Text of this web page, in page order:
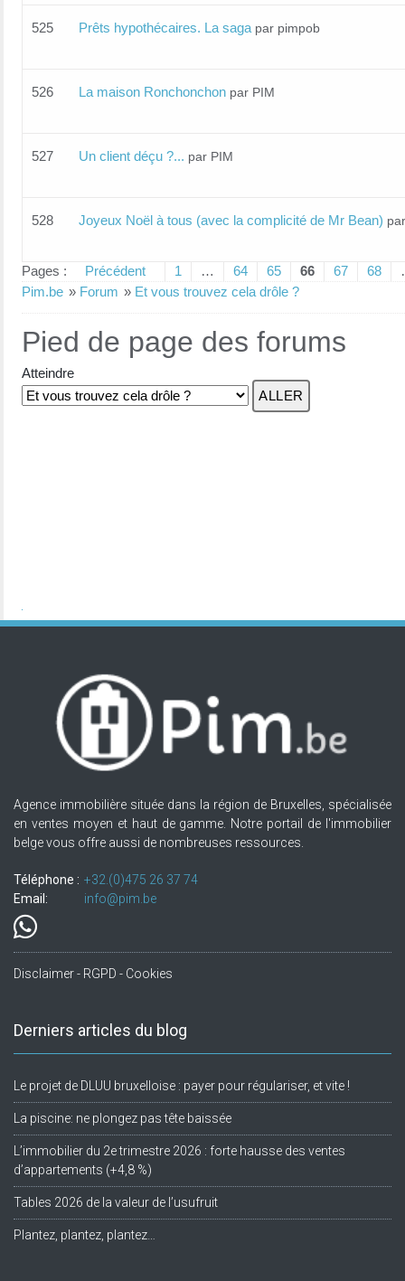
525 Prêts hypothécaires. La saga par pimpob
526 La maison Ronchonchon par PIM
527 Un client déçu ?... par PIM
528 Joyeux Noël à tous (avec la complicité de Mr Bean)
Pages : Précédent 1 … 64 65 66 67 68
Pim.be » Forum » Et vous trouvez cela drôle ?
Pied de page des forums
Atteindre
Agence immobilière située dans la région de Bruxelles, spécialisée
en ventes moyen et haut de gamme. Notre portail de l'immobilier
belge vous offre aussi de nombreuses ressources.
Téléphone : +32.(0)475 26 37 74
Email:
info@pim.be
Disclaimer - RGPD - Cookies
Derniers articles du blog
Le projet de DLUU bruxelloise : payer pour régulariser, et vite !
La piscine: ne plongez pas tête baissée
L’immobilier du 2e trimestre 2026 : forte hausse des ventes
d’appartements (+4,8 %)
Tables 2026 de la valeur de l’usufruit
Plantez, plantez, plantez…